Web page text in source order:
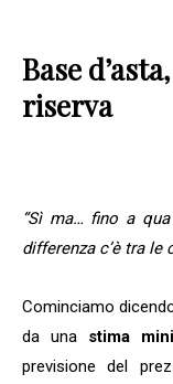
Base
riserva
“Sì ma… fino a
differenza c’è tra le
Cominciamo
da una stima
previsione del